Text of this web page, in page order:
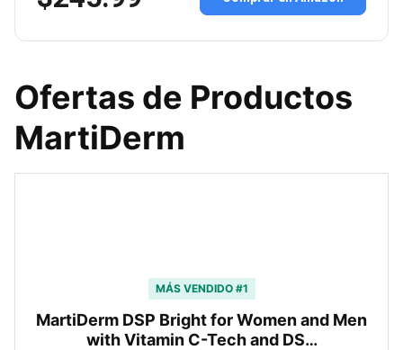
Ofertas de Productos
MartiDerm
MÁS VENDIDO #1
MartiDerm DSP Bright for Women and Men
with Vitamin C-Tech and DS…